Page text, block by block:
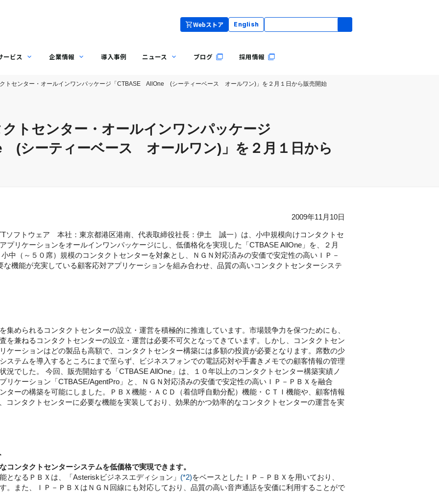
Webストア English
ービス 企業情報 導入事例 ニュース ブログ 採用情報
トセンター・オールインワンパッケージ「CTBASE AllOne (シーティーベース オールワン)」を２月１日から販売開始
トセンター・オールインワンパッケージ
シーティーベース オールワン)」を２月１日から
2009年11月10日
ソフトウェア 本社：東京都港区港南、代表取締役社長：伊土 誠一）は、小中規模向けコンタクトセ
プリケーションをオールインワンパッケージにし、低価格化を実現した「CTBASE AllOne」を、２月
中（～５０席）規模のコンタクトセンターを対象とし、ＮＧＮ対応済みの安価で安定性の高いＩＰ－
な機能が充実している顧客応対アプリケーションを組み合わせ、品質の高いコンタクトセンターシステ
集められるコンタクトセンターの設立・運営を積極的に推進しています。市場競争力を保つためにも、
を兼ねるコンタクトセンターの設立・運営は必要不可欠となってきています。しかし、コンタクトセン
ケーションはどの製品も高額で、コンタクトセンター構築には多額の投資が必要となります。席数の少
ステムを導入するところにまで至らず、ビジネスフォンでの電話応対や手書きメモでの顧客情報の管理
況でした。 今回、販売開始する「CTBASE AllOne」は、１０年以上のコンタクトセンター構築実績ノ
リケーション「CTBASE/AgentPro」と、ＮＧＮ対応済みの安価で安定性の高いＩＰ－ＰＢＸを融合
ターの構築を可能にしました。ＰＢＸ機能・ＡＣＤ（着信呼自動分配）機能・ＣＴＩ機能や、顧客情報
コンタクトセンターに必要な機能を実装しており、効果的かつ効率的なコンタクトセンターの運営を実
コンタクトセンターシステムを低価格で実現できます。
となるＰＢＸは、「Asteriskビジネスエディション」 (*2)をベースとしたＩＰ－ＰＢＸを用いており、
。また、ＩＰ－ＰＢＸはＮＧＮ回線にも対応しており、品質の高い音声通話を安価に利用することがで